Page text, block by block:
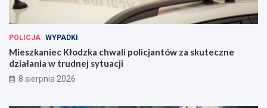
POLICJA WYPADKI
Mieszkaniec Kłodzka chwali policjantów za skuteczne
działania w trudnej sytuacji
8 sierpnia 2026